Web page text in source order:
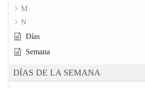
M
N
Días
Semana
DÍAS DE LA SEMANA